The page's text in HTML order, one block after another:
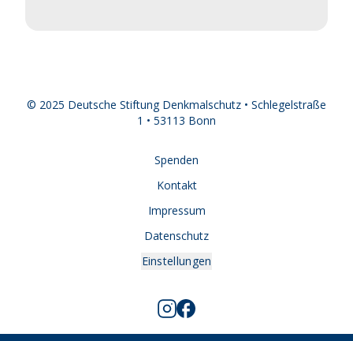
© 2025 Deutsche Stiftung Denkmalschutz • Schlegelstraße
1 • 53113 Bonn
Spenden
Kontakt
Impressum
Datenschutz
Einstellungen